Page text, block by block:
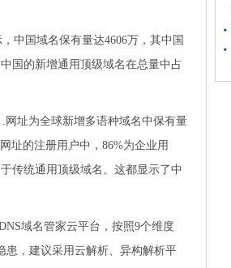
中国域名保有量达4606万，其中国
国的新增通用顶级域名在总量中占
址为全球新增多语种域名中保有量
址的注册用户中，86%为企业用
传统通用顶级域名。这都显示了中
域名管家云平台，按照9个维度
患，建议采用云解析、异构解析平